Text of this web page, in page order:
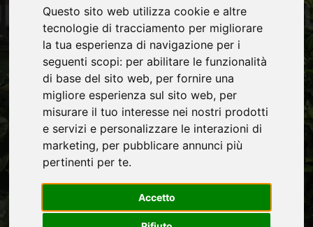
Questo sito web utilizza cookie e altre
tecnologie di tracciamento per migliorare
la tua esperienza di navigazione per i
seguenti scopi: per abilitare le funzionalità
di base del sito web, per fornire una
migliore esperienza sul sito web, per
misurare il tuo interesse nei nostri prodotti
e servizi e personalizzare le interazioni di
marketing, per pubblicare annunci più
pertinenti per te.
Accetto